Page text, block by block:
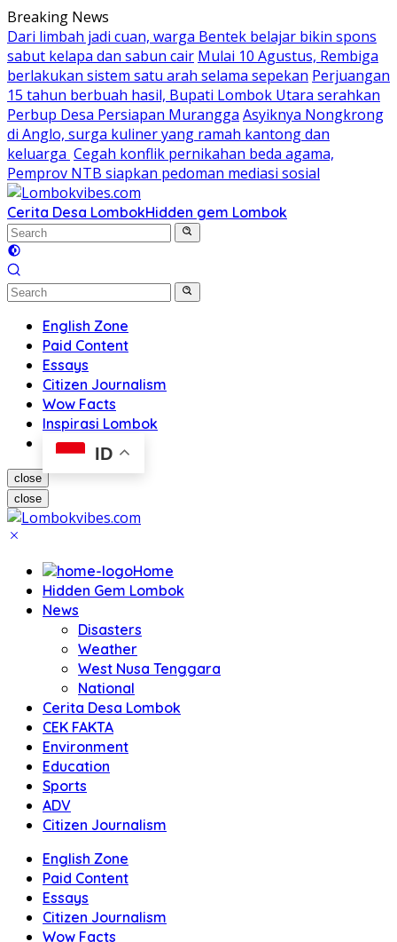
Skip
to
content
Breaking News
Dari limbah jadi cuan, warga Bentek belajar bikin spons
sabut kelapa dan sabun cair Mulai 10 Agustus, Rembiga
berlakukan sistem satu arah selama sepekan Perjuangan
15 tahun berbuah hasil, Bupati Lombok Utara serahkan
Perbup Desa Persiapan Murangga Asyiknya Nongkrong
di Anglo, surga kuliner yang ramah kantong dan
keluarga Cegah konflik pernikahan beda agama,
Pemprov NTB siapkan pedoman mediasi sosial
Cerita Desa LombokHidden gem Lombok
English Zone
Paid Content
Essays
Citizen Journalism
Wow Facts
Inspirasi Lombok
ID
close
close
Home
Hidden Gem Lombok
News
Disasters
Weather
West Nusa Tenggara
National
Cerita Desa Lombok
CEK FAKTA
Environment
Education
Sports
ADV
Citizen Journalism
English Zone
Paid Content
Essays
Citizen Journalism
Wow Facts